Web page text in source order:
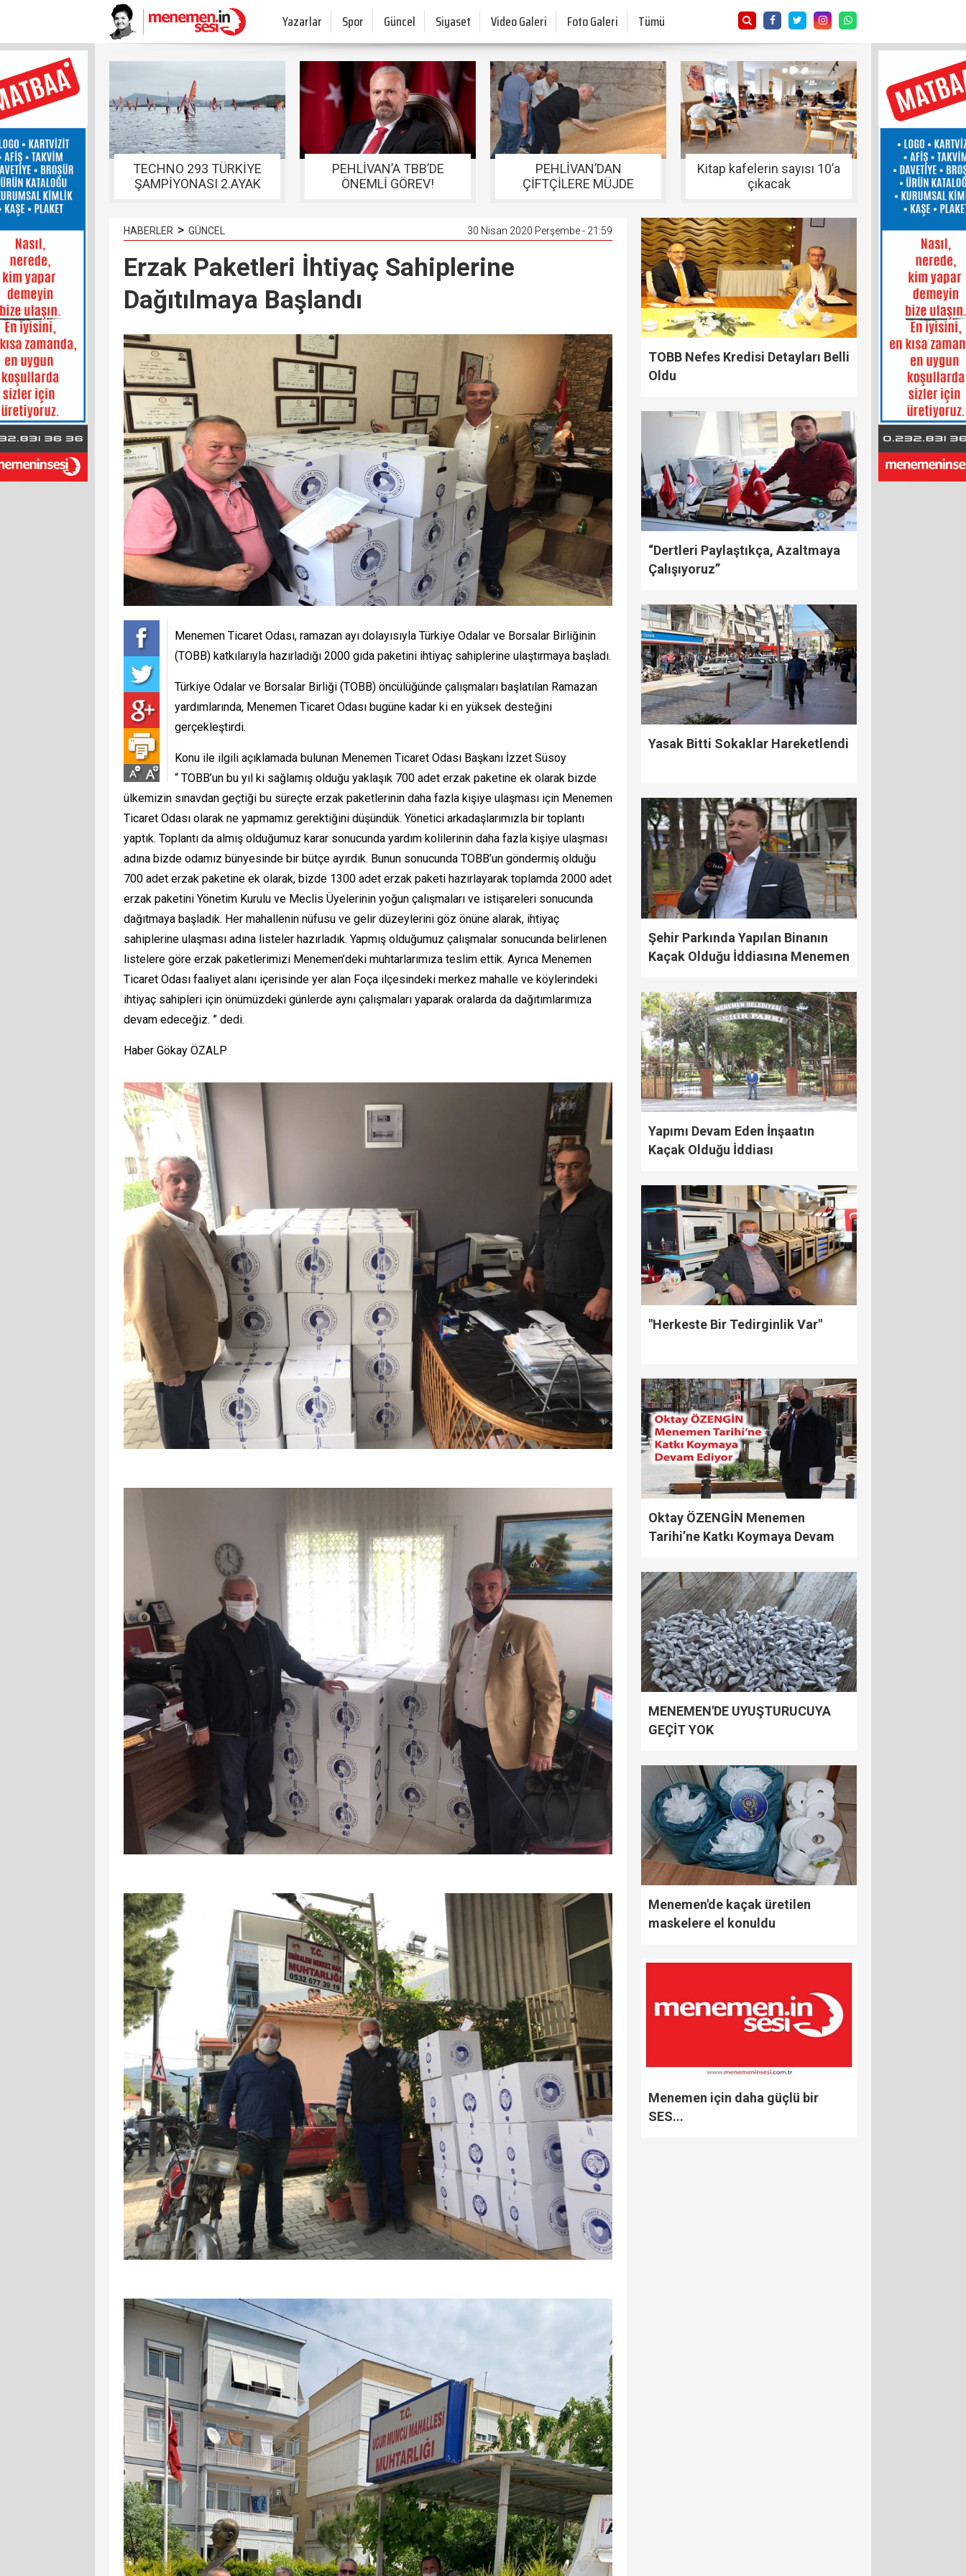
Yazarlar Spor Güncel Siyaset Video Galeri Foto Galeri Tümü
TECHNO 293 TÜRKİYE
ŞAMPİYONASI 2.AYAK
PEHLİVAN’A TBB’DE
ÖNEMLİ GÖREV!
PEHLİVAN’DAN
ÇİFTÇİLERE MÜJDE
Kitap kafelerin sayısı 10’a
çıkacak
HABERLER > GÜNCEL 30 Nisan 2020 Perşembe - 21:59
Erzak Paketleri İhtiyaç Sahiplerine
Dağıtılmaya Başlandı
Menemen Ticaret Odası, ramazan ayı dolayısıyla Türkiye Odalar ve Borsalar Birliğinin
(TOBB) katkılarıyla hazırladığı 2000 gıda paketini ihtiyaç sahiplerine ulaştırmaya başladı.
Türkiye Odalar ve Borsalar Birliği (TOBB) öncülüğünde çalışmaları başlatılan Ramazan
yardımlarında, Menemen Ticaret Odası bugüne kadar ki en yüksek desteğini
gerçekleştirdi.
Konu ile ilgili açıklamada bulunan Menemen Ticaret Odası Başkanı İzzet Süsoy
“ TOBB’un bu yıl ki sağlamış olduğu yaklaşık 700 adet erzak paketine ek olarak bizde
ülkemizin sınavdan geçtiği bu süreçte erzak paketlerinin daha fazla kişiye ulaşması için Menemen
Ticaret Odası olarak ne yapmamız gerektiğini düşündük. Yönetici arkadaşlarımızla bir toplantı
yaptık. Toplantı da almış olduğumuz karar sonucunda yardım kolilerinin daha fazla kişiye ulaşması
adına bizde odamız bünyesinde bir bütçe ayırdık. Bunun sonucunda TOBB’un göndermiş olduğu
700 adet erzak paketine ek olarak, bizde 1300 adet erzak paketi hazırlayarak toplamda 2000 adet
erzak paketini Yönetim Kurulu ve Meclis Üyelerinin yoğun çalışmaları ve istişareleri sonucunda
dağıtmaya başladık. Her mahallenin nüfusu ve gelir düzeylerini göz önüne alarak, ihtiyaç
sahiplerine ulaşması adına listeler hazırladık. Yapmış olduğumuz çalışmalar sonucunda belirlenen
listelere göre erzak paketlerimizi Menemen’deki muhtarlarımıza teslim ettik. Ayrıca Menemen
Ticaret Odası faaliyet alanı içerisinde yer alan Foça ilçesindeki merkez mahalle ve köylerindeki
ihtiyaç sahipleri için önümüzdeki günlerde aynı çalışmaları yaparak oralarda da dağıtımlarımıza
devam edeceğiz. ” dedi.
Haber Gökay ÖZALP
TOBB Nefes Kredisi Detayları Belli
Oldu
“Dertleri Paylaştıkça, Azaltmaya
Çalışıyoruz”
Yasak Bitti Sokaklar Hareketlendi
Şehir Parkında Yapılan Binanın
Kaçak Olduğu İddiasına Menemen
yanıt verdi
Yapımı Devam Eden İnşaatın
Kaçak Olduğu İddiası
"Herkeste Bir Tedirginlik Var"
Oktay ÖZENGİN Menemen
Tarihi’ne Katkı Koymaya Devam
MENEMEN'DE UYUŞTURUCUYA
GEÇİT YOK
Menemen'de kaçak üretilen
maskelere el konuldu
Menemen için daha güçlü bir
SES...